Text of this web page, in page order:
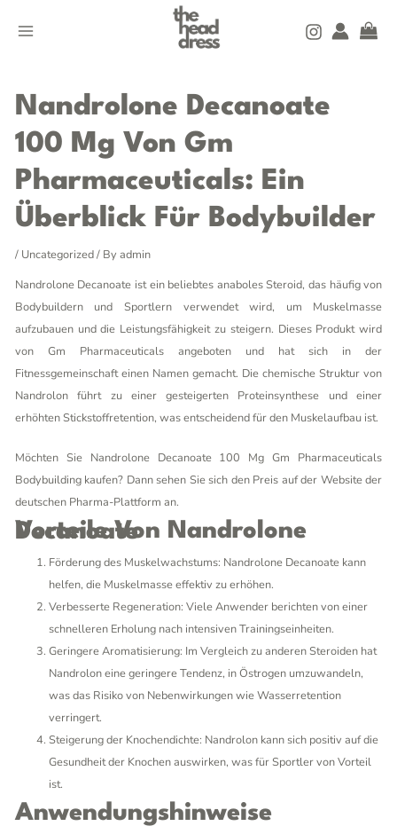
MENU
Nandrolone Decanoate
100 Mg Von Gm
Pharmaceuticals: Ein
Überblick Für Bodybuilder
/ Uncategorized/ By admin
Nandrolone Decanoate ist ein beliebtes anaboles Steroid, das häufig von
Bodybuildern und Sportlern verwendet wird, um Muskelmasse
aufzubauen und die Leistungsfähigkeit zu steigern. Dieses Produkt wird
von Gm Pharmaceuticals angeboten und hat sich in der
Fitnessgemeinschaft einen Namen gemacht. Die chemische Struktur von
Nandrolon führt zu einer gesteigerten Proteinsynthese und einer
erhöhten Stickstoffretention, was entscheidend für den Muskelaufbau ist.
Möchten Sie Nandrolone Decanoate 100 Mg Gm Pharmaceuticals
Bodybuilding kaufen? Dann sehen Sie sich den Preis auf der Website der
deutschen Pharma-Plattform an.
Vorteile Von Nandrolone Decanoate
Förderung des Muskelwachstums: Nandrolone Decanoate kann
helfen, die Muskelmasse effektiv zu erhöhen.
Verbesserte Regeneration: Viele Anwender berichten von einer
schnelleren Erholung nach intensiven Trainingseinheiten.
Geringere Aromatisierung: Im Vergleich zu anderen Steroiden hat
Nandrolon eine geringere Tendenz, in Östrogen umzuwandeln,
was das Risiko von Nebenwirkungen wie Wasserretention
verringert.
Steigerung der Knochendichte: Nandrolon kann sich positiv auf die
Gesundheit der Knochen auswirken, was für Sportler von Vorteil
ist.
Anwendungshinweise
navigation